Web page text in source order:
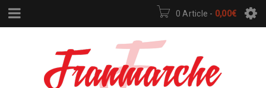
0 Article - 0,00€